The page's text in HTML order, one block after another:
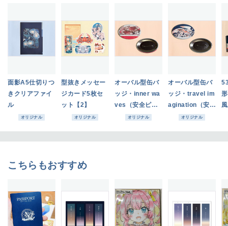
面影A5仕切りつ
きクリアファイ
ル
オリジナル
型抜きメッセー
ジカード5枚セ
ット【2】
オリジナル
オーバル型缶バ
ッジ・inner wa
ves（安全ピ
ン）オリジナル
オーバル型缶バ
ッジ・travel im
agination（安全
ピン）オリジナル
こちらもおすすめ